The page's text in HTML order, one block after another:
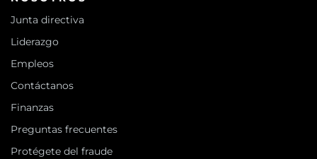
Junta directiva
Liderazgo
Empleos
Contáctanos
Finanzas
Preguntas frecuentes
Protégete del fraude